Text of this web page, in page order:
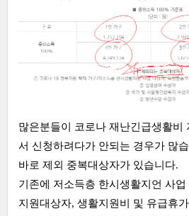
많은분들이 코로나 재난긴급생활비
서 신청하려다가 안되는 경우가 많
바로 제외 중복대상자가 있습니다.
기존에 저소득층 한시생활지언 사
지원대상자, 생활지원비 및 유급휴